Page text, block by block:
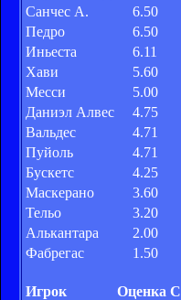
Санчес А.
6.50
Педро
6.50
Иньеста
6.11
Хави
5.60
Месси
5.00
Даниэл Алвес
4.75
Вальдес
4.71
Пуйоль
4.71
Бускетс
4.25
Маскерано
3.60
Тельо
3.20
Алькантара
2.00
Фабрегас
1.50
Игрок
Оценка